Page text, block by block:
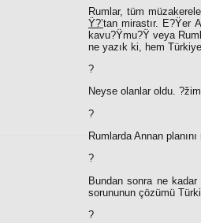
Rumlar, tüm
Ÿ?’tan mirastır. E?Ÿer
kavu?Ÿmu?Ÿ veya
ne yazık ki, hem
?
Neyse olanlar oldu.
?
Rumlarda Annan
?
Bundan sonra ne kadar
sorununun çözümü
?